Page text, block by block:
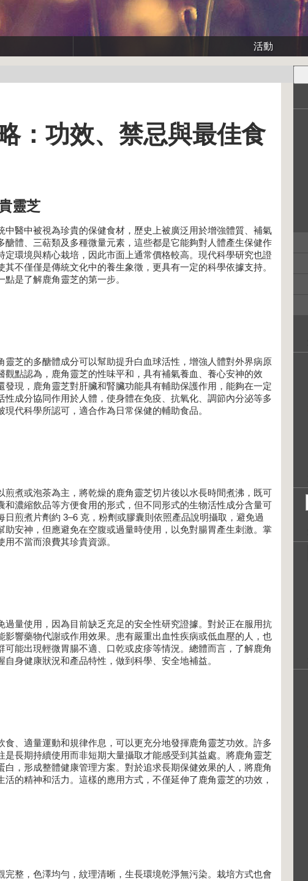
活動
：功效、禁忌與最佳食
靈芝
醫中被視為珍貴的保健食材，歷史上被廣泛用於增強體質、補氣
體、三萜類及多種微量元素，這些都是它能夠對人體產生保健作
環境與精心栽培，因此市面上通常價格較高。現代科學研究也證
不僅僅是傳統文化中的養生象徵，更具有一定的科學依據支持。
是了解鹿角靈芝的第一步。
芝的多醣體成分可以幫助提升白血球活性，增強人體對外界病原
點認為，鹿角靈芝的性味平和，具有補氣養血、養心安神的效
現，鹿角靈芝對肝臟和腎臟功能具有輔助保護作用，能夠在一定
成分協同作用於人體，使身體在免疫、抗氧化、調節內分泌等多
代科學所認可，適合作為日常保健的輔助食品。
煮或泡茶為主，將乾燥的鹿角靈芝切片後以水長時間煮沸，既可
濃縮飲品等方便食用的形式，但不同形式的生物活性成分含量可
煎煮片劑約 3–6 克，粉劑或膠囊則依照產品說明攝取，避免過
安神，但應避免在空腹或過量時使用，以免對腸胃產生刺激。掌
不當而浪費其珍貴資源。
量使用，因為目前缺乏充足的安全性研究證據。對於正在服用抗
響藥物代謝或作用效果。患有嚴重出血性疾病或低血壓的人，也
能出現輕微胃腸不適、口乾或皮疹等情況。總體而言，了解鹿角
身健康狀況和產品特性，做到科學、安全地補益。
、適量運動和規律作息，可以更充分地發揮鹿角靈芝功效。許多
長期持續使用而非短期大量攝取才能感受到其益處。將鹿角靈芝
，形成整體健康管理方案。對於追求長期保健效果的人，將鹿角
的精神和活力。這樣的應用方式，不僅延伸了鹿角靈芝的功效，
整，色澤均勻，紋理清晰，生長環境乾淨無污染。栽培方式也會